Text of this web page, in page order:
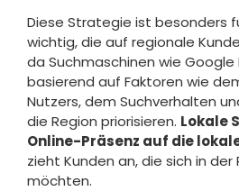
Diese Strategie ist besonders
wichtig, die auf regionale
da Suchmaschinen wie Google
basierend auf Faktoren wie
Nutzers, dem Suchverhalten
die Region priorisieren. Lokale
Online-Präsenz auf die
zieht Kunden an, die sich in
möchten.